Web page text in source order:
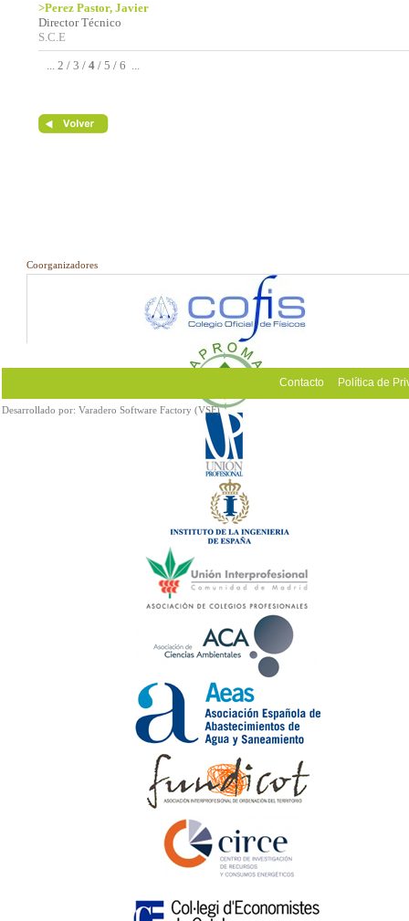
>Perez Pastor, Javier
Director Técnico
S.C.E
... 2 / 3 / 4 / 5 / 6 ...
Coorganizadores
Contacto Política de
Desarrollado por: Varadero Software Factory (VSF)